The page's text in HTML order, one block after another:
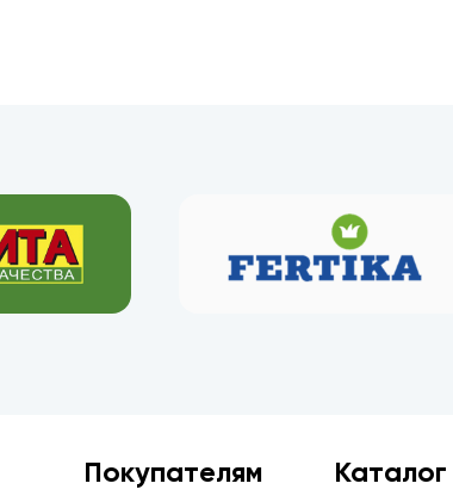
Покупателям